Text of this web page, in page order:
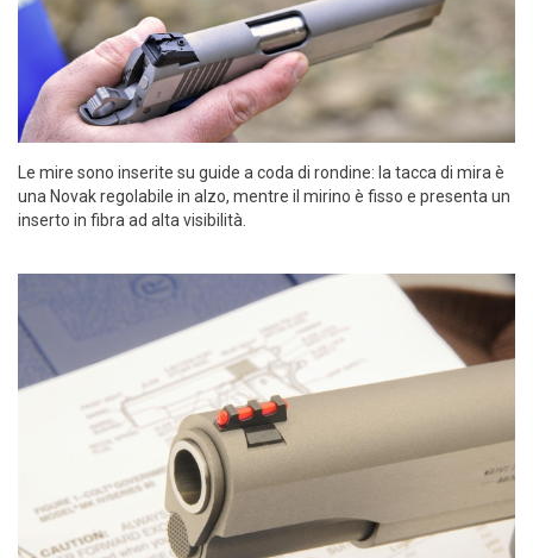
Le mire sono inserite su guide a coda di rondine: la tacca di mira è
una Novak regolabile in alzo, mentre il mirino è fisso e presenta un
inserto in fibra ad alta visibilità.